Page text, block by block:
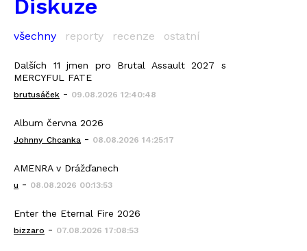
Diskuze
všechny reporty recenze ostatní
Dalších 11 jmen pro Brutal Assault 2027 s
MERCYFUL FATE
brutusáček - 09.08.2026 12:40:48
Album června 2026
Johnny_Chcanka - 08.08.2026 14:25:17
AMENRA v Drážďanech
u - 08.08.2026 00:13:53
Enter the Eternal Fire 2026
bizzaro - 07.08.2026 17:08:53